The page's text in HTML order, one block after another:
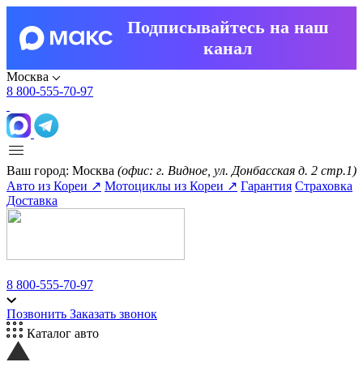
Подписывайтесь на наш
канал
Москва
8 800-555-70-97
Ваш город: Москва (офис: г. Видное, ул. Донбасская д. 2 стр.1)
Авто из Кореи ↗ Мотоциклы из Кореи ↗ Гарантия Страховка
Доставка
8 800-555-70-97
Позвонить Заказать звонок
Каталог авто